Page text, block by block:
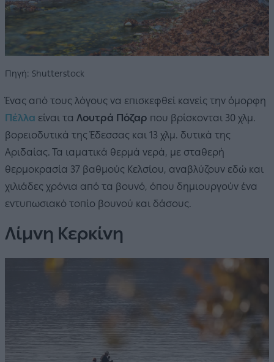
Πηγή: Shutterstock
Ένας από τους λόγους να επισκεφθεί κανείς την όμορφη
Πέλλα είναι τα Λουτρά Πόζαρ που βρίσκονται 30 χλμ.
βορειοδυτικά της Έδεσσας και 13 χλμ. δυτικά της
Αριδαίας. Τα ιαματικά θερμά νερά, με σταθερή
θερμοκρασία 37 βαθμούς Κελσίου, αναβλύζουν εδώ και
χιλιάδες χρόνια από τα βουνό, όπου δημιουργούν ένα
εντυπωσιακό τοπίο βουνού και δάσους.
Λίμνη Κερκίνη